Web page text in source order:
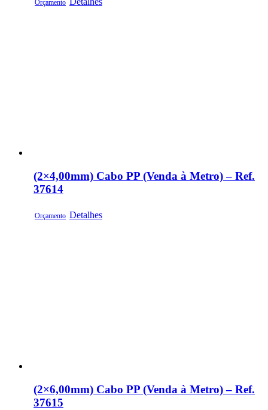
Orçamento
(2×4,00mm) Cabo PP (Venda à Metro) – Ref.
37614
Orçamento Detalhes
(2×6,00mm) Cabo PP (Venda à Metro) – Ref.
37615